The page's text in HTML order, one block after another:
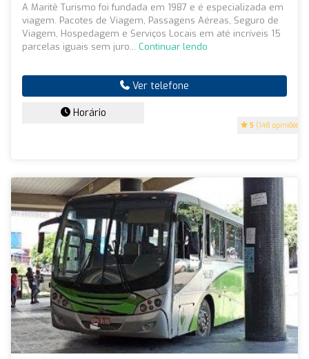
5 (148 opiniões)
A Maritê Turismo foi fundada em 1987 e é especializada em
viagem. Pacotes de Viagem, Passagens Aéreas, Seguro de
Viagem, Hospedagem e Serviços Locais em até incríveis 15
parcelas iguais sem juro... Continuar lendo
Ver telefone
Horário